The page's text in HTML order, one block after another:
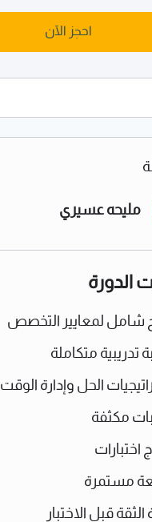
احجز الآن
مليحه عسيري
الدورة
شامل لمعايير التخصص
تدريبية متكاملة
الحل وإدارة الوقت
مكثفة
اختبارات
مستمرة
الثقة قبل الاختبار